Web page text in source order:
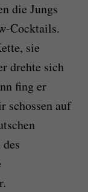
die Jungs
Cocktails.
sie
drehte sich
fing er
schossen auf